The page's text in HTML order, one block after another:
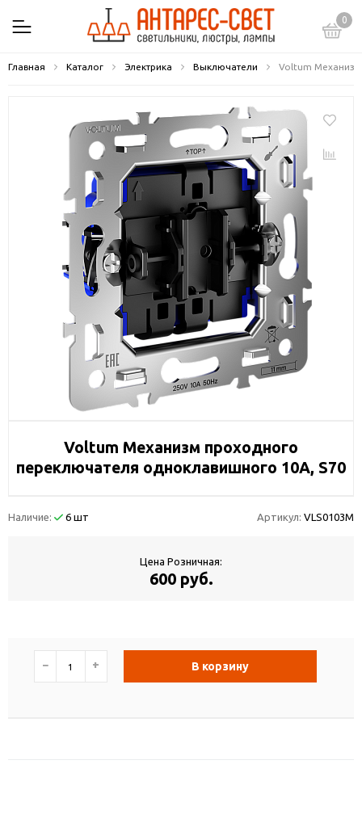
0
Главная Каталог Электрика Выключатели Voltum
Voltum Механизм проходного
переключателя одноклавишного 10А, S70
Наличие: 6 шт Артикул: VLS0103M
Цена Розничная:
600 руб.
− + В корзину